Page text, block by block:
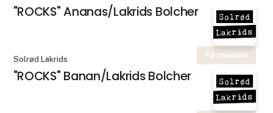
"ROCKS" Ananas/Lakrids Bolcher
På messen
Solrød Lakrids
"ROCKS" Banan/Lakrids Bolcher